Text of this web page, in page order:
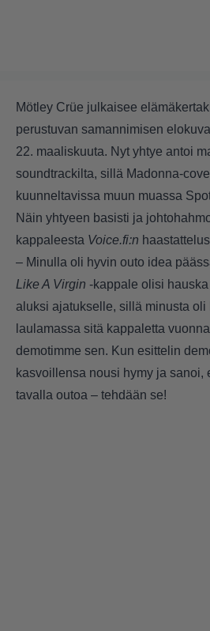
Mötley Crüe julkaisee
perustuvan samannimisen
22. maaliskuuta. Nyt yhtye antoi
soundtrackilta, sillä Madonna-
kuunneltavissa muun muassa
Näin yhtyeen basisti ja
kappaleesta Voice.fi:n
– Minulla oli hyvin outo idea
Like A Virgin -kappale olisi
aluksi ajatukselle, sillä minusta oli
laulamassa sitä kappaletta
demotimme sen. Kun esittelin
kasvoillensa nousi hymy ja sanoi,
tavalla outoa – tehdään se!